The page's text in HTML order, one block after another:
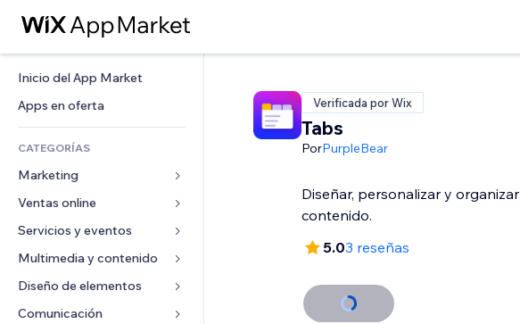
Inicio del App Market
Apps en oferta
CATEGORÍAS
Marketing
Anuncios
Móvil
Analíticas
Ventas online
Apps para tiendas
Envíos y entregas
Botones de venta
Servicios y eventos
Hoteles
Eventos
Restaurantes
Multimedia y contenido
Galerías
Música
Diseño de elementos
Mapas y navegación
Verificada por Wix
Tabs
PorPurpleBear
Diseñar, personalizar y organizar
contenido.
5.03 reseñas